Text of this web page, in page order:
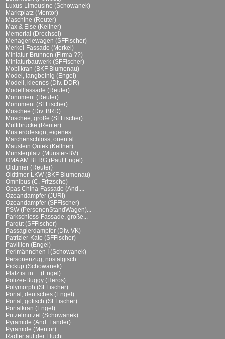
Luxus-Limousine (Schowanek)
Marktplatz (Mentor)
Maschine (Reuter)
Max & Else (Kellner)
Memorial (Drechsel)
Menageriewagen (SFFischer)
Merkel-Fassade (Merkel)
Miniatur-Brunnen (Firma ??)
Miniaturbauwerk (SFFischer)
Mobilkran (BKF Blumenau)
Model, langbeinig (Engel)
Modell, kleenes (Div. DDR)
Modellfassade (Reuter)
Monument (Reuter)
Monument (SFFischer)
Moschee (Div. BRD)
Moschee, große (SFFischer)
Multibrücke (Reuter)
Musterddesign, eigenes...
Märchenschloss, oriental....
Mäuslein Quiek (Kellner)
Münsterplatz (Münster-BV)
OMA AM BERG (Paul Engel)
Oldtimer (Reuter)
Oldtimer-LKW (BKF Blumenau)
Omnibus (C. Fritzsche)
Opas China-Fassade (And....
Ozeandampfer (JURI)
Ozeandampfer (SFFischer)
PSW (PersonenStandWagen)...
Parkschloss-Fassade, große...
Parqüt (SFFischer)
Passagierdampfer (Div. VK)
Patrizier-Kate (SFFischer)
Pavillion (Engel)
Perlmännchen I (Schowanek)
Personenzug, nostalgisch...
Pickup (Schowanek)
Platz ist in ... (Engel)
Polizei-Buggy (Heros)
Polymorph (SFFischer)
Portal, deutsches (Engel)
Portal, gotisch (SFFischer)
Portalkran (Engel)
Putzelmutzel (Schowanek)
Pyramide (And. Länder)
Pyramide (Mentor)
Radler auf der Flucht...